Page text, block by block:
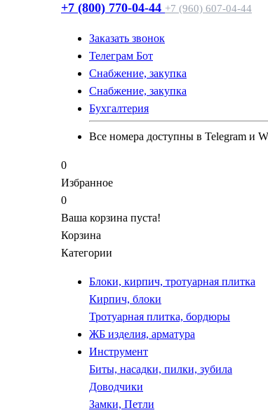
+7 (800) 770-04-44 +7 (960) 607-04-44
Заказать звонок
Телеграм Бот
Cнабжение, закупка
Cнабжение, закупка
Бухгалтерия
Все номера доступны в Telegram и
0
Избранное
0
Ваша корзина пуста!
Корзина
Категории
Блоки, кирпич, тротуарная плитка
Кирпич, блоки
Тротуарная плитка, бордюры
ЖБ изделия, арматура
Инструмент
Биты, насадки, пилки, зубила
Доводчики
Замки, Петли